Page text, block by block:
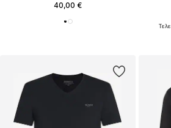
40,00 €